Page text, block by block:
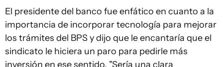
El presidente del banco fue enfático en cuanto a la
importancia de incorporar tecnología para mejorar
los trámites del BPS y dijo que le encantaría que el
sindicato le hiciera un paro para pedirle más
inversión en ese sentido. "Sería una clara